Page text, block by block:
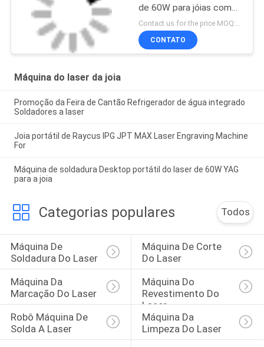
de 60W para jóias com
resfriamento a água
Contact us for the price MOQ:1 conjunto
CONTATO
Máquina do laser da joia
Promoção da Feira de Cantão Refrigerador de água integrado
Soldadores a laser
Joia portátil de Raycus IPG JPT MAX Laser Engraving Machine
For
Máquina de soldadura Desktop portátil do laser de 60W YAG
para a joia
Categorias populares Todos
Máquina De
Soldadura Do Laser
Máquina De Corte
Do Laser
Máquina Da
Marcação Do Laser
Máquina Do
Revestimento Do
Laser
Robô Máquina De
Solda A Laser
Máquina Da
Limpeza Do Laser